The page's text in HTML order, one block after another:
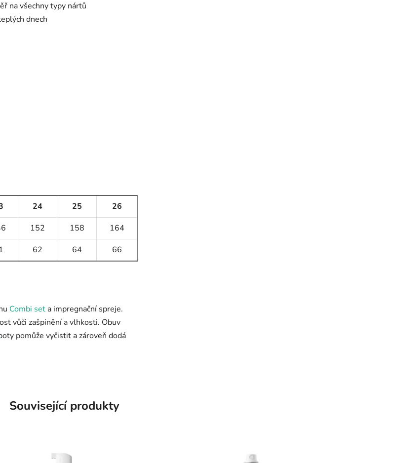
na všechny typy nártů
dnech
24 25
26
152 158
164
62 64 66
Combi set a impregnační spreje.
vůči zašpinění a vlhkosti. Obuv
pomůže vyčistit a zároveň dodá
Související produkty